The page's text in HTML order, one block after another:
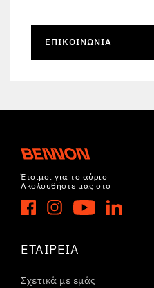
ΕΠΙΚΟΙΝΩΝΊΑ
Έτοιμοι για το αύριο
Ακολουθήστε μας στο
ΕΤΑΙΡΕΊΑ
Σχετικά με εμάς